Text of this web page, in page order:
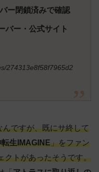
ー閉鎖済みで確認
バー・公式サイト
274313e8f58f7965d2
ですが、既にサ終して
生IMAGINE」をファン
クトがあったそうです。